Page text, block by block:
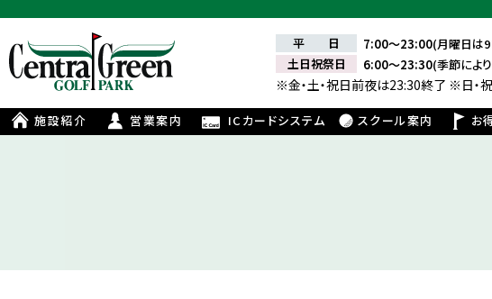
平 日 7:00～23:00(月曜日は9
土日祝祭日
6:00～23:30(季節によ
※金・土・祝日前夜は23:30終了 ※日・
施設紹介 営業案内 ICカードシステム スクール案内 お